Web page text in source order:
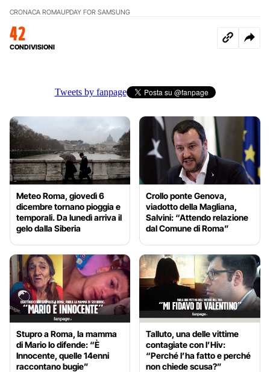
CRONACA ROMAUPDAY FOR SAMSUNG
42
CONDIVISIONI
Tweets by fanpage
Meteo Roma, giovedì 6
dicembre tornano pioggia e
temporali. Da lunedì arriva il
gelo dalla Siberia
Crollo ponte Genova,
viadotto della Magliana,
Salvini: “Attendo relazione
dal Comune di Roma”
Stupro a Roma, la mamma
di Mario lo difende: “È
Innocente, quelle 14enni
raccontano bugie”
Talluto, una delle vittime
contagiate con l’Hiv:
“Perché l’ha fatto e perché
non chiede scusa?”